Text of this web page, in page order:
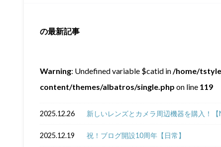
の最新記事
Warning: Undefined variable $catid in/home/
content/themes/albatros/single.php on line 119
2025.12.26 新しいレンズとカメラ周辺機器を購入！
2025.12.19 祝！ブログ開設10周年【日常】